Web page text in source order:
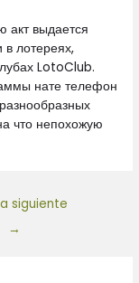
акт выдается
в лотереях,
LotoClub.
нате телефон
что непохожую
siguiente
→